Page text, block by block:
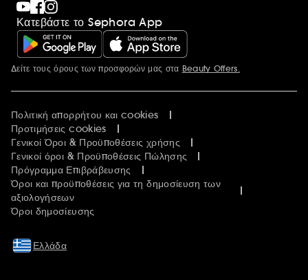
Κατεβάστε το Sephora App
Περισσότερες πληροφορίες
Δείτε τους όρους των προσφορών μας στα Beauty Offers.
Πολιτική απορρήτου και cookies
Προτιμήσεις cookies
Γενικοί Όροι & Προϋποθέσεις χρήσης
Γενικοί όροι & Προϋποθέσεις Πώλησης
Πρόγραμμα Επιβράβευσης
Όροι και προϋποθέσεις για τη δημοσίευση των
αξιολογήσεων
Όροι δημοσίευσης
Ελλάδα